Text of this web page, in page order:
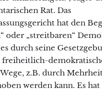
Rat. Das
hat den
oder „streitbaren“
durch seine
freiheitlich-
z.B. durch
werden kann. Es